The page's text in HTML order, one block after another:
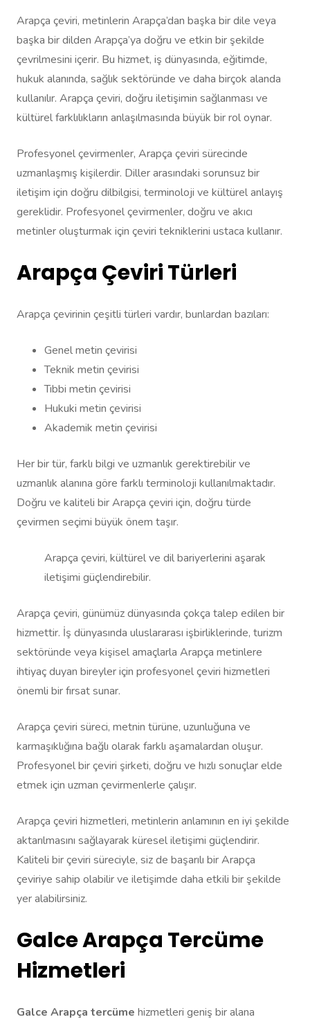
Arapça çeviri, metinlerin Arapça’dan başka bir dile veya
başka bir dilden Arapça’ya doğru ve etkin bir şekilde
çevrilmesini içerir. Bu hizmet, iş dünyasında, eğitimde,
hukuk alanında, sağlık sektöründe ve daha birçok alanda
kullanılır. Arapça çeviri, doğru iletişimin sağlanması ve
kültürel farklılıkların anlaşılmasında büyük bir rol oynar.
Profesyonel çevirmenler, Arapça çeviri sürecinde
uzmanlaşmış kişilerdir. Diller arasındaki sorunsuz bir
iletişim için doğru dilbilgisi, terminoloji ve kültürel anlayış
gereklidir. Profesyonel çevirmenler, doğru ve akıcı
metinler oluşturmak için çeviri tekniklerini ustaca kullanır.
Arapça Çeviri Türleri
Arapça çevirinin çeşitli türleri vardır, bunlardan bazıları:
Genel metin çevirisi
Teknik metin çevirisi
Tıbbi metin çevirisi
Hukuki metin çevirisi
Akademik metin çevirisi
Her bir tür, farklı bilgi ve uzmanlık gerektirebilir ve
uzmanlık alanına göre farklı terminoloji kullanılmaktadır.
Doğru ve kaliteli bir Arapça çeviri için, doğru türde
çevirmen seçimi büyük önem taşır.
Arapça çeviri, kültürel ve dil bariyerlerini aşarak
iletişimi güçlendirebilir.
Arapça çeviri, günümüz dünyasında çokça talep edilen bir
hizmettir. İş dünyasında uluslararası işbirliklerinde, turizm
sektöründe veya kişisel amaçlarla Arapça metinlere
ihtiyaç duyan bireyler için profesyonel çeviri hizmetleri
önemli bir fırsat sunar.
Arapça çeviri süreci, metnin türüne, uzunluğuna ve
karmaşıklığına bağlı olarak farklı aşamalardan oluşur.
Profesyonel bir çeviri şirketi, doğru ve hızlı sonuçlar elde
etmek için uzman çevirmenlerle çalışır.
Arapça çeviri hizmetleri, metinlerin anlamının en iyi şekilde
aktarılmasını sağlayarak küresel iletişimi güçlendirir.
Kaliteli bir çeviri süreciyle, siz de başarılı bir Arapça
çeviriye sahip olabilir ve iletişimde daha etkili bir şekilde
yer alabilirsiniz.
Galce Arapça Tercüme
Hizmetleri
Galce Arapça tercüme hizmetleri geniş bir alana